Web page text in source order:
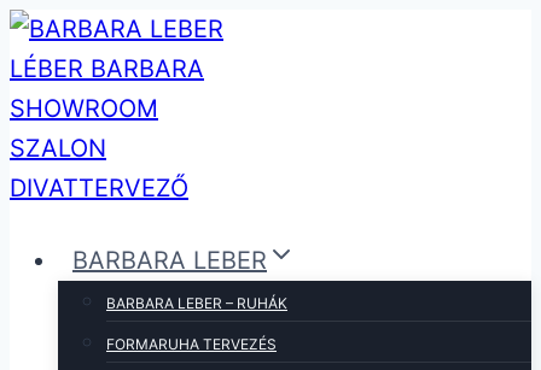
Skip
to
content
BARBARA LEBER
BARBARA LEBER – RUHÁK
FORMARUHA TERVEZÉS